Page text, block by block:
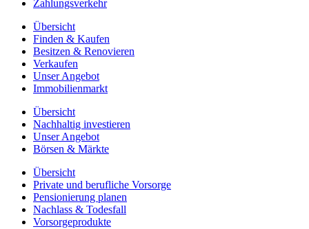
Zahlungsverkehr
Übersicht
Finden & Kaufen
Besitzen & Renovieren
Verkaufen
Unser Angebot
Immobilienmarkt
Übersicht
Nachhaltig investieren
Unser Angebot
Börsen & Märkte
Übersicht
Private und berufliche Vorsorge
Pensionierung planen
Nachlass & Todesfall
Vorsorgeprodukte